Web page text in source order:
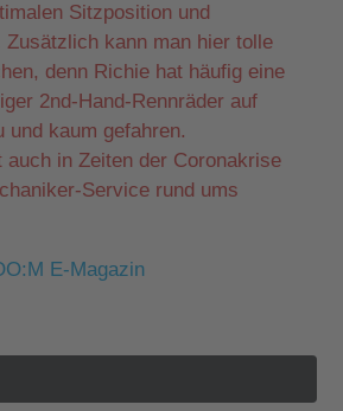
Sitzposition und
Zusätzlich kann man hier tolle
denn Richie hat häufig eine
2nd-Hand-Rennräder auf
und kaum gefahren.
in Zeiten der Coronakrise
Service rund ums
E-Magazin